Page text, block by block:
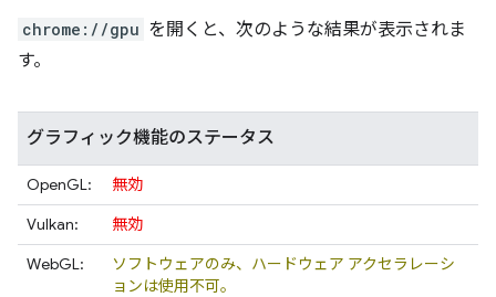
chrome://gpu を開くと、次のような結果が表示されま
す。
グラフィック機能のステータス
OpenGL:
無効
Vulkan:
無効
WebGL:
ソフトウェアのみ、ハードウェア アクセラレーシ
ョンは使用不可。